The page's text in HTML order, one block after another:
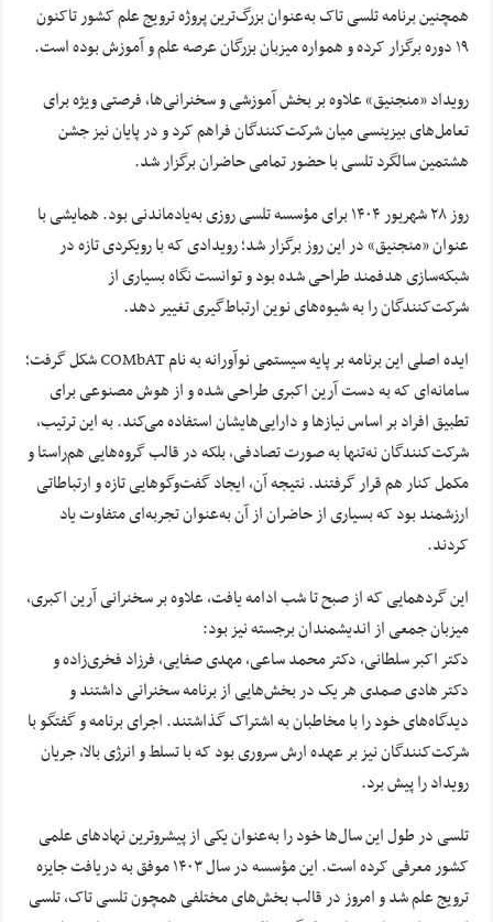
همچنین برنامه تلسی تاک به‌عنوان بزرگ‌ترین پروژه ترویج علم کشور تاکنون
۱۹ دوره برگزار کرده و همواره میزبان بزرگان عرصه علم و آموزش بوده است.
رویداد «منجنیق» علاوه بر بخش آموزشی و سخنرانی‌ها، فرصتی ویژه برای
تعامل‌های بیزینسی میان شرکت‌کنندگان فراهم کرد و در پایان نیز جشن
هشتمین سالگرد تلسی با حضور تمامی حاضران برگزار شد.
روز ۲۸ شهریور ۱۴۰۴ برای مؤسسه تلسی روزی به‌یادماندنی بود. همایشی با
عنوان «منجنیق» در این روز برگزار شد؛ رویدادی که با رویکردی تازه در
شبکه‌سازی هدفمند طراحی شده بود و توانست نگاه بسیاری از
شرکت‌کنندگان را به شیوه‌های نوین ارتباط‌گیری تغییر دهد.
ایده اصلی این برنامه بر پایه سیستمی نوآورانه به نام COMbAT شکل گرفت؛
سامانه‌ای که به دست آرین اکبری طراحی شده و از هوش مصنوعی برای
تطبیق افراد بر اساس نیازها و دارایی‌هایشان استفاده می‌کند. به این ترتیب،
شرکت‌کنندگان نه‌تنها به صورت تصادفی، بلکه در قالب گروه‌هایی هم‌راستا و
مکمل کنار هم قرار گرفتند. نتیجه آن، ایجاد گفت‌وگوهایی تازه و ارتباطاتی
ارزشمند بود که بسیاری از حاضران از آن به‌عنوان تجربه‌ای متفاوت یاد
کردند.
این گردهمایی که از صبح تا شب ادامه یافت، علاوه بر سخنرانی آرین اکبری،
میزبان جمعی از اندیشمندان برجسته نیز بود:
دکتر اکبر سلطانی، دکتر محمد ساعی، مهدی صفایی، فرزاد فخری‌زاده و
دکتر هادی صمدی هر یک در بخش‌هایی از برنامه سخنرانی داشتند و
دیدگاه‌های خود را با مخاطبان به اشتراک گذاشتند. اجرای برنامه و گفتگو با
شرکت‌کنندگان نیز بر عهده ارش سروری بود که با تسلط و انرژی بالا، جریان
رویداد را پیش برد.
تلسی در طول این سال‌ها خود را به‌عنوان یکی از پیشروترین نهادهای علمی
کشور معرفی کرده است. این مؤسسه در سال ۱۴۰۳ موفق به دریافت جایزه
ترویج علم شد و امروز در قالب بخش‌های مختلفی همچون تلسی تاک، تلسی